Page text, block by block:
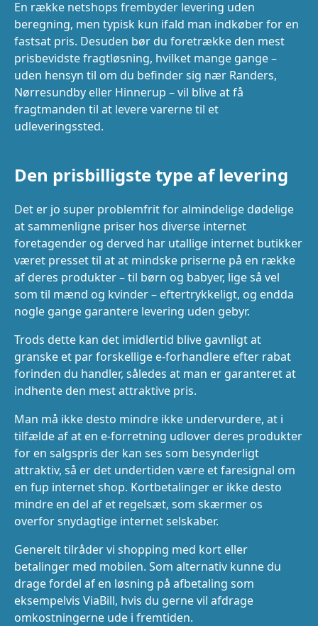
En række netshops frembyder levering uden
beregning, men typisk kun ifald man indkøber for en
fastsat pris. Desuden bør du foretrække den mest
prisbevidste fragtløsning, hvilket mange gange –
uden hensyn til om du befinder sig nær Randers,
Nørresundby eller Hinnerup – vil blive at få
fragtmanden til at levere varerne til et
udleveringssted.
Den prisbilligste type af levering
Det er jo super problemfrit for almindelige dødelige
at sammenligne priser hos diverse internet
foretagender og derved har utallige internet butikker
været presset til at at mindske priserne på en række
af deres produkter – til børn og babyer, lige så vel
som til mænd og kvinder – eftertrykkeligt, og endda
nogle gange garantere levering uden gebyr.
Trods dette kan det imidlertid blive gavnligt at
granske et par forskellige e-forhandlere efter rabat
forinden du handler, således at man er garanteret at
indhente den mest attraktive pris.
Man må ikke desto mindre ikke undervurdere, at i
tilfælde af at en e-forretning udlover deres produkter
for en salgspris der kan ses som besynderligt
attraktiv, så er det undertiden være et faresignal om
en fup internet shop. Kortbetalinger er ikke desto
mindre en del af et regelsæt, som skærmer os
overfor snydagtige internet selskaber.
Generelt tilråder vi shopping med kort eller
betalinger med mobilen. Som alternativ kunne du
drage fordel af en løsning på afbetaling som
eksempelvis ViaBill, hvis du gerne vil afdrage
omkostningerne ude i fremtiden.